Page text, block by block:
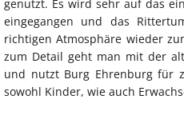
genutzt. Es wird sehr auf das
eingegangen und das
richtigen Atmosphäre wieder
zum Detail geht man mit der
und nutzt Burg Ehrenburg für
sowohl Kinder, wie auch